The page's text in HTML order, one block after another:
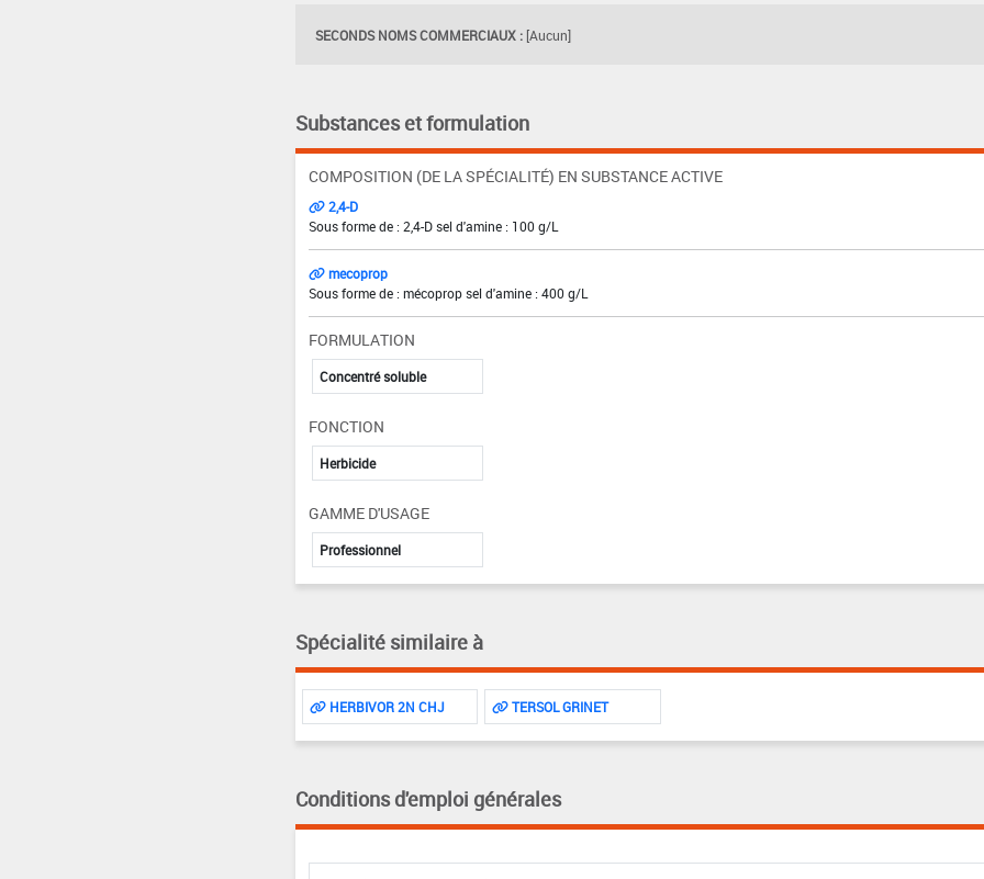
SECONDS NOMS COMMERCIAUX : [Aucun]
Substances et formulation
COMPOSITION (DE LA SPÉCIALITÉ) EN SUBSTANCE ACTIVE
2,4-D
Sous forme de : 2,4-D sel d'amine : 100 g/L
mecoprop
Sous forme de : mécoprop sel d'amine : 400 g/L
FORMULATION
Concentré soluble
FONCTION
Herbicide
GAMME D'USAGE
Professionnel
Spécialité similaire à
HERBIVOR 2N CHJ TERSOL GRINET
Conditions d'emploi générales